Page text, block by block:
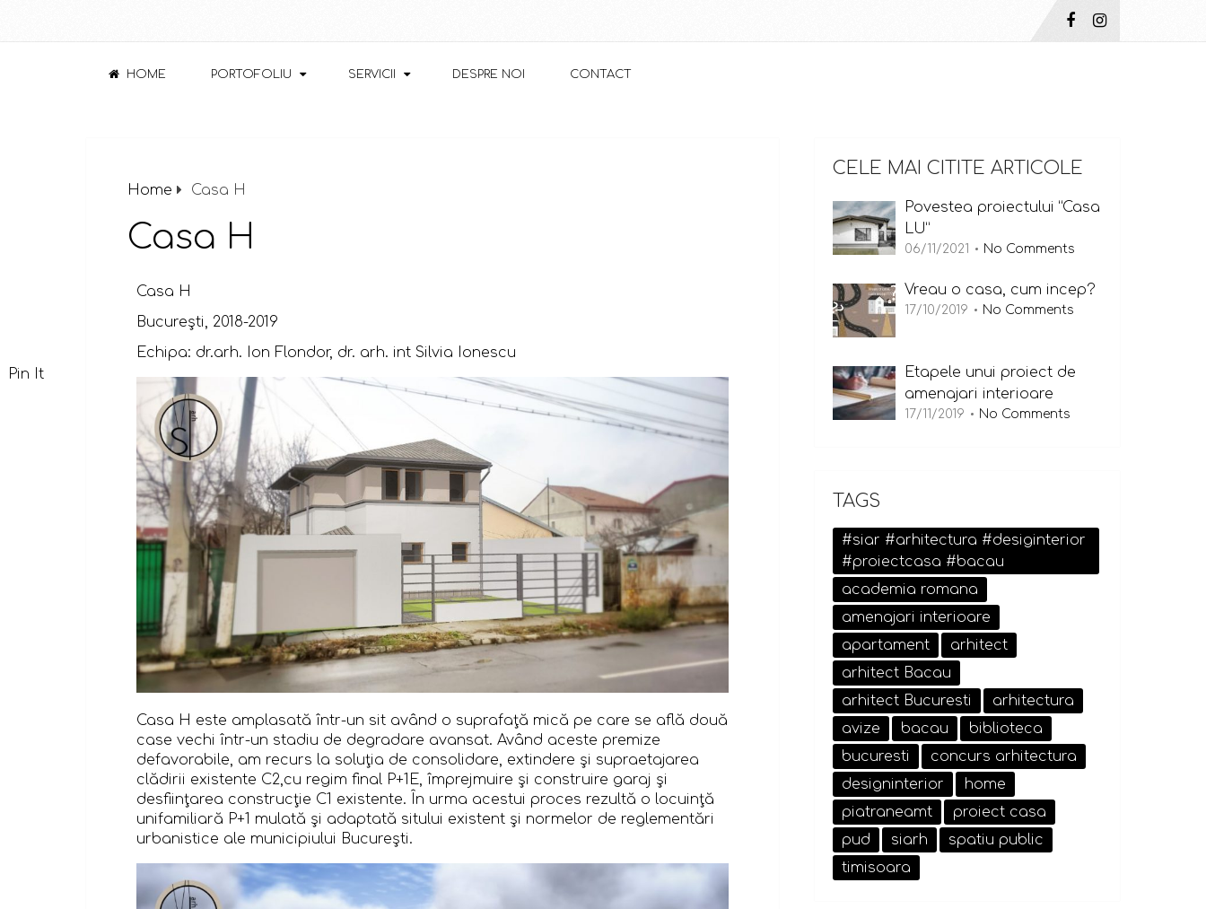
HOME PORTOFOLIU SERVICII DESPRE NOI CONTACT
Home Casa H
Casa H
Casa H
Bucureşti, 2018-2019
Echipa: dr.arh. Ion Flondor, dr. arh. int Silvia Ionescu
Casa H este amplasată într-un sit având o suprafaţă mică pe care se află două
case vechi într-un stadiu de degradare avansat. Având aceste premize
defavorabile, am recurs la soluţia de consolidare, extindere şi supraetajarea
clădirii existente C2,cu regim final P+1 E, împrejmuire şi construire garaj şi
desfiinţarea construcţie C1 existente. În urma acestui proces rezultă o locuinţă
unifamiliară P+1 mulată şi adaptată sitului existent şi normelor de reglementări
urbanistice ale municipiului Bucureşti.
Pin It
CELE MAI CITITE ARTICOLE
Povestea proiectului “Casa
LU”
06/11/2021 No Comments
Vreau o casa, cum incep?
17/10/2019 No Comments
Etapele unui proiect de
amenajari interioare
17/11/2019 No Comments
TAGS
#siar #arhitectura #desiginterior
#proiectcasa #bacau
academia romana
amenajari interioare
apartament
arhitect
arhitect Bacau
arhitect Bucuresti
arhitectura
avize
bacau
biblioteca
bucuresti
concurs arhitectura
designinterior
home
piatraneamt
proiect casa
pud
siarh
spatiu public
timisoara